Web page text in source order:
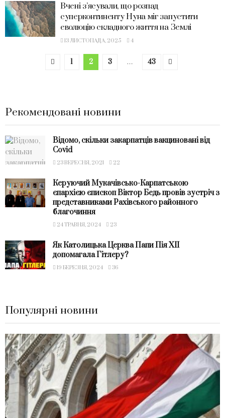
Вчені з’ясували, що розпад
суперконтиненту Нуна міг запустити
еволюцію складного життя на Землі
13 ЛИСТОПАДА, 2025 4
1 2 3 … 43
Рекомендовані новини
Відомо, скільки закарпатців вакциновані від
Covid
23 ВЕРЕСНЯ, 2021 22
Керуючий Мукачівсько-Карпатською
єпархією єпископ Віктор Бедь провів зустріч з
представниками Рахівського районного
благочиння
24 ТРАВНЯ, 2024 23
Як Католицька Церква Папи Пія XII
допомагала Гітлеру?
19 БЕРЕЗНЯ, 2024 36
Популярні новини